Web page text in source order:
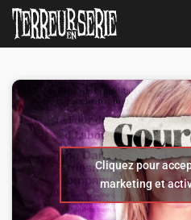
Cliquez pour
marketing et